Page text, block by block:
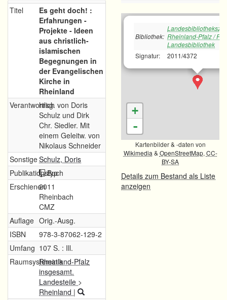
Titel
Es geht doch! :
Erfahrungen -
Projekte - Ideen
aus christlich-
islamischen
Begegnungen in
der Evangelischen
Kirche in
Rheinland
Verantwortlichhrsg. von Doris
Schulz und Dirk
Chr. Siedler. Mit
einem Geleitw. von
Nikolaus Schneider
SonstigeSchulz, Doris
Publikationstyp
Buch
Erschienen2011
Rheinbach
CMZ
Auflage Orig.-Ausg.
ISBN
978-3-87062-129-2
Umfang 107 S. : Ill.
RaumsystematikRheinland-Pfalz
insgesamt.
Landesteile >
Rheinland |
Bibliothek: Rheinland-Pfalz /
Landesbibliothek
Signatur:
2011/4372
+
-
Kartenbilder & -daten von
Wikimedia & OpenStreetMap, CC-
BY-SA
Details zum Bestand als Liste
anzeigen